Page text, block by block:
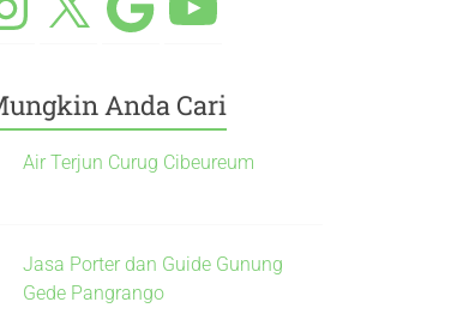
Anda Cari
Air Terjun Curug Cibeureum
Jasa Porter dan Guide Gunung
Gede Pangrango